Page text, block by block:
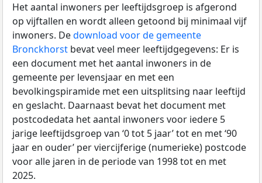
Het aantal inwoners per leeftijdsgroep is afgerond
op vijftallen en wordt alleen getoond bij minimaal vijf
inwoners. Dedownload voor de gemeente
Bronckhorst bevat veel meer leeftijdgegevens: Er is
een document met het aantal inwoners in de
gemeente per levensjaar en met een
bevolkingspiramide met een uitsplitsing naar leeftijd
en geslacht. Daarnaast bevat het document met
postcodedata het aantal inwoners voor iedere 5
jarige leeftijdsgroep van ‘0 tot 5 jaar’ tot en met ‘90
jaar en ouder’ per viercijferige (numerieke) postcode
voor alle jaren in de periode van 1998 tot en met
2025.